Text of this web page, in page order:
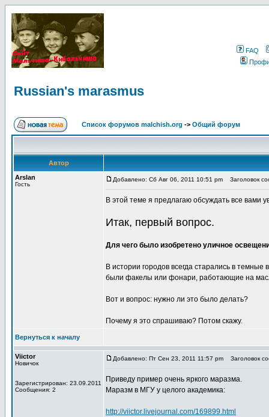
FAQ
Russian's marasmus
Список форумов malchish.org -> Общий форум
Автор
Arslan
Гость
Добавлено: Сб Авг 06, 2011 10:51 pm Заголовок
В этой теме я предлагаю обсуждать все вами
Итак, первый вопрос.
Для чего было изобретено уличное
В истории городов всегда старались в
были факелы или фонари, работающие на
Вот и вопрос: нужно ли это было делать?
Почему я это спрашиваю? Потом скажу.
Вернуться к началу
Viictor
Новичок
Зарегистрирован: 23.09.2011
Сообщения: 2
Добавлено: Пт Сен 23, 2011 11:57 pm Заголовок
Приведу пример очень яркого маразма.
Маразм в МГУ у целого академика:
http://viictor.livejournal.com/169899.html